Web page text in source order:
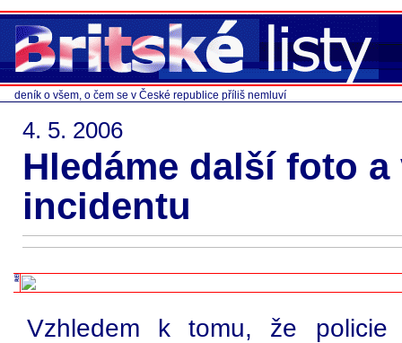
deník o všem, o čem se v České republice příliš nemluví
4. 5. 2006
Hledáme další foto
incidentu
Vzhledem k tomu, že